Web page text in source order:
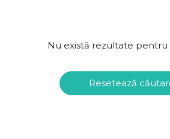
Nu există rezultate pentru
Resetează